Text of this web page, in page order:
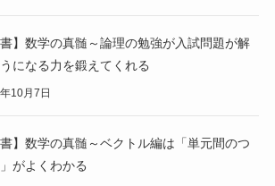
書】数学の真髄～論理の勉強が入試問題が解
になる力を鍛えてくれる
10月7日
書】数学の真髄～ベクトル編は「単元間のつ
がよくわかる